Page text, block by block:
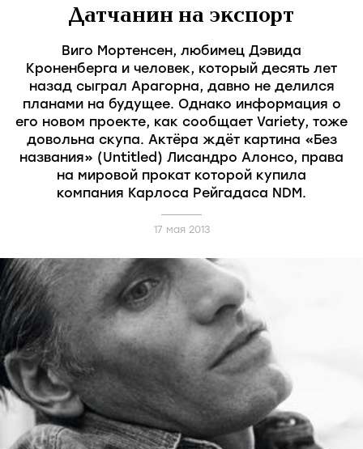
Датчанин на экспорт
Виго Мортенсен, любимец Дэвида
Кроненберга и человек, который десять лет
назад сыграл Арагорна, давно не делился
планами на будущее. Однако информация о
его новом проекте, как сообщает Variety, тоже
довольна скупа. Актёра ждёт картина «Без
названия» (Untitled) Лисандро Алонсо, права
на мировой прокат которой купила
компания Карлоса Рейгадаса NDM.
17 мая 2013